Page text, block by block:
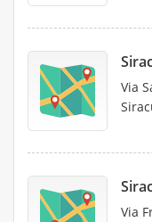
Via
Via